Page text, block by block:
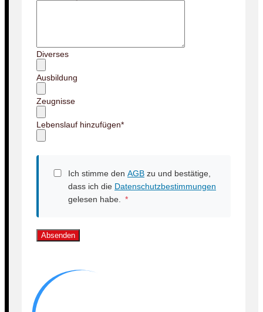
Diverses
Ausbildung
Zeugnisse
Lebenslauf hinzufügen*
Ich stimme den AGB zu und bestätige,
dass ich die Datenschutzbestimmungen
gelesen habe. *
Absenden